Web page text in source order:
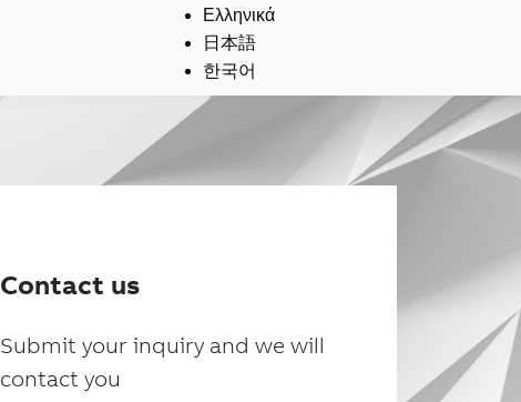
Ελληνικά
日本語
한국어
Contact us
Submit your inquiry and we will
contact you